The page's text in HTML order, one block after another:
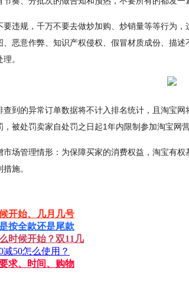
违规，千万不要去做炒加购、炒销量等等行为
恶意作弊、知识产权侵权、假冒材质成份、描
。
到的异常订单数据将不计入排名统计，且淘宝
被处罚卖家自处罚之日起1年内限制参加淘宝网营
市场管理情形：为保障买家的消费权益，淘宝有
施。
开始、几月几号
按全款还是尾款
时候开始？双11几
50怎么使用？
求、时间、购物